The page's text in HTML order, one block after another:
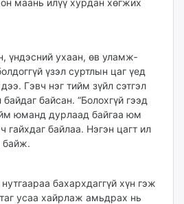
маань илүү хурдан хөгжих
үндэсний ухаан, өв уламж­
үзэл суртлын цаг үед
Гэвч нэг тийм зүйл сэтгэл
байсан. “Болохгүй гээд
юманд дурлаад байгаа юм
гайхдаг байлаа. Нэгэн цагт ил
байж.
бахархдаггүй хүн гэж
усаа хайрлаж амьдрах нь